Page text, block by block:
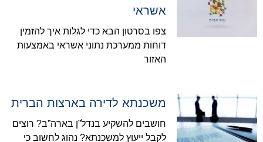
אשראי
צפו בסרטון הבא כדי לגלות איך להזמין
דוחות ממערכת נתוני אשראי באמצעות
האזור
משכנתא לדירה בארצות הברית
חושבים להשקיע בנדל”ן בארה”ב? רוצים
לקבל ייעוץ למשכנתא? נהוג לחשוב כי